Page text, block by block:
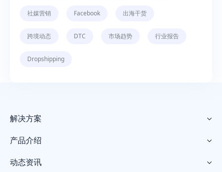
社媒营销 Facebook 出海干货
跨境动态 DTC 市场趋势 行业报告
Dropshipping
解决方案 
产品介绍 
动态资讯 